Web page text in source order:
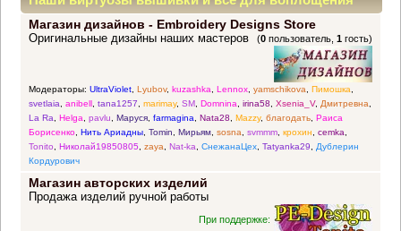
прекрасных идей
Магазин дизайнов - Embroidery Designs Store
(0 пользователь,1 гость)
Оригинальные дизайны наших мастеров
Модераторы: UltraViolet, Lyubov, kuzashka, Lennox, yamschikova, Пимошка,
svetlaia, anibell, tana1257, marimay, SM, Domnina, irina58, Xsenia_V, Дмитревна,
La Ra, Helga, pavlu, Маруся, farmagina, Nata28, Mazzy, благодать, Раиса
Борисенко, Нить Ариадны, Tomin, Мирьям, sosna, svmmm, крохин, cemka,
Tonito, Николай19850805, zaya, Nat-ka, СнежанаЦех, Tatyanka29, Дублерин
Кордурович
Магазин авторских изделий
Продажа изделий ручной работы
При поддержке: